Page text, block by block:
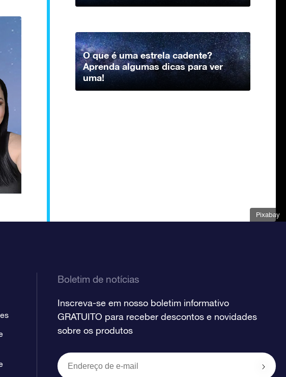
Pixabay
O que é uma estrela cadente?
Aprenda algumas dicas para ver
uma!
Boletim de notícias
Inscreva-se em nosso boletim informativo
GRATUITO para receber descontos e novidades
sobre os produtos